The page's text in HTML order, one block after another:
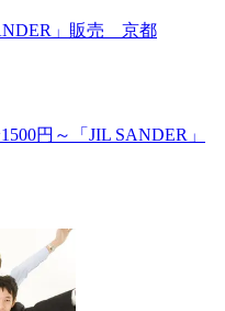
」販売 京都
円～「JIL SANDER」